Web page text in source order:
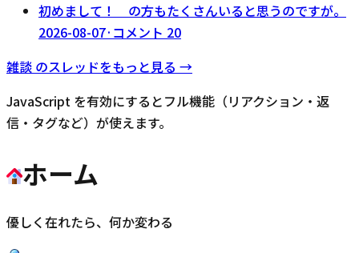
初めまして！ の方もたくさんいると思うのですが。
2026-08-07· コメント 20
雑談 のスレッドをもっと見る →
JavaScript を有効にするとフル機能（リアクション・返
信・タグなど）が使えます。
ホーム
優しく在れたら、何か変わる